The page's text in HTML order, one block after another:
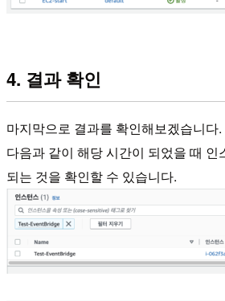
4. 결과 확인
마지막으로 결과를 확인해보겠습니다.
다음과 같이 해당 시간이 되었을 때
되는 것을 확인할 수 있습니다.